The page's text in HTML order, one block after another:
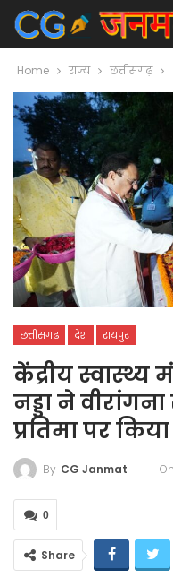
Home राज्य छत्तीसगढ़
छत्तीसगढ़ देश रायपुर
केंद्रीय स्वास्थ्य
नड्डा ने वीरांगना
प्रतिमा पर
By CG Janmat On
0
Share